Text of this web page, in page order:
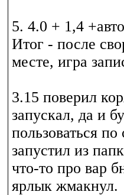
5. 4.0 + 1,4
Итог - после
месте, игра
3.15 поверил
запускал, да и
пользоваться
запустил из
что-то про вар
ярлык жмакнул.